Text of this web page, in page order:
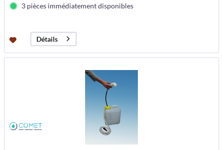
3 pièces immédiatement disponibles
Détails